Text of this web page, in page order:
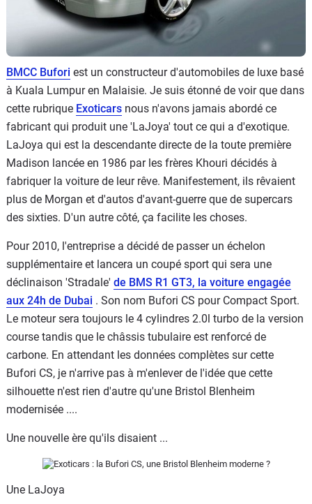
Marques
BMCC Bufori est un constructeur d'automobiles de luxe basé
à Kuala Lumpur en Malaisie. Je suis étonné de voir que dans
cette rubrique Exoticars nous n'avons jamais abordé ce
fabricant qui produit une 'LaJoya' tout ce qui a d'exotique.
LaJoya qui est la descendante directe de la toute première
Madison lancée en 1986 par les frères Khouri décidés à
fabriquer la voiture de leur rêve. Manifestement, ils rêvaient
plus de Morgan et d'autos d'avant-guerre que de supercars
des sixties. D'un autre côté, ça facilite les choses.
Pour 2010, l'entreprise a décidé de passer un échelon
supplémentaire et lancera un coupé sport qui sera une
déclinaison 'Stradale' de BMS R1 GT3, la voiture engagée
aux 24h de Dubai . Son nom Bufori CS pour Compact Sport.
Le moteur sera toujours le 4 cylindres 2.0l turbo de la version
course tandis que le châssis tubulaire est renforcé de
carbone. En attendant les données complètes sur cette
Bufori CS, je n'arrive pas à m'enlever de l'idée que cette
silhouette n'est rien d'autre qu'une Bristol Blenheim
modernisée ....
Une nouvelle ère qu'ils disaient ...
Une LaJoya